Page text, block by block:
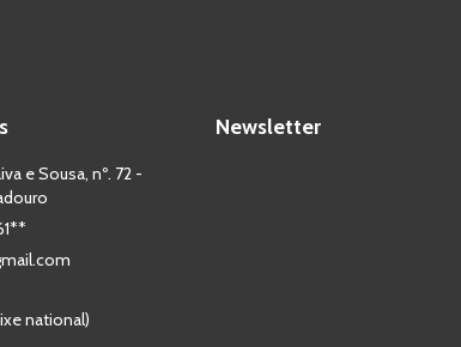
e Sousa, nº. 72 -
national)
Newsletter